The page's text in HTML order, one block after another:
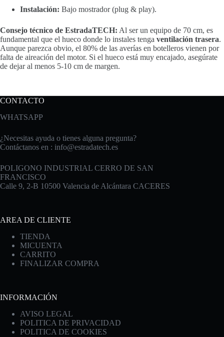
Instalación: Bajo mostrador (plug & play).
Consejo técnico de EstradaTECH: Al ser un equipo de 70 cm, es
fundamental que el hueco donde lo instales tenga ventilación trasera.
Aunque parezca obvio, el 80% de las averías en botelleros vienen por
falta de aireación del motor. Si el hueco está muy encajado, asegúrate
de dejar al menos 5-10 cm de margen.
CONTACTO
WHATSAPP
¿Necesitas ayuda o tienes alguna pregunta?
Contáctanos en : info@estradatech.es
POLIGONO INDUSTRIAL CERRO DE SAN
FRANCISCO
Calle 9, 2-B 10500 Valencia de Alcántara CACERES
AREA DE CLIENTE
TIENDA
MICUENTA
CARRITO
FINALIZAR COMPRA
INFORMACIÓN
AVISO LEGAL
POLITICA DE PRIVACIDAD
POLITICA DE COOKIES